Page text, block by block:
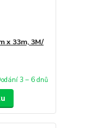
x 33m, 3M/
3 – 6 dnů